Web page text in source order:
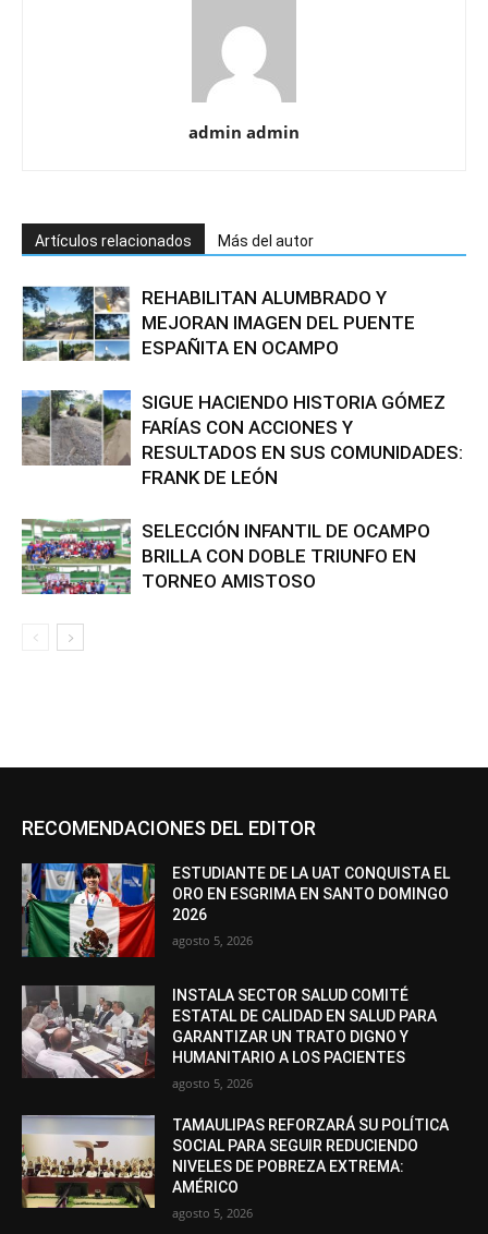
admin admin
Artículos relacionados Más del autor
REHABILITAN ALUMBRADO Y
MEJORAN IMAGEN DEL PUENTE
ESPAÑITA EN OCAMPO
SIGUE HACIENDO HISTORIA GÓMEZ
FARÍAS CON ACCIONES Y
RESULTADOS EN SUS COMUNIDADES:
FRANK DE LEÓN
SELECCIÓN INFANTIL DE OCAMPO
BRILLA CON DOBLE TRIUNFO EN
TORNEO AMISTOSO
RECOMENDACIONES DEL EDITOR
ESTUDIANTE DE LA UAT CONQUISTA EL
ORO EN ESGRIMA EN SANTO DOMINGO
2026
agosto 5, 2026
INSTALA SECTOR SALUD COMITÉ
ESTATAL DE CALIDAD EN SALUD PARA
GARANTIZAR UN TRATO DIGNO Y
HUMANITARIO A LOS PACIENTES
agosto 5, 2026
TAMAULIPAS REFORZARÁ SU POLÍTICA
SOCIAL PARA SEGUIR REDUCIENDO
NIVELES DE POBREZA EXTREMA:
AMÉRICO
agosto 5, 2026